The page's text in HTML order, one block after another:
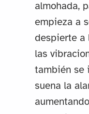
almohada,
empieza a
despierte a
las
también se
suena la